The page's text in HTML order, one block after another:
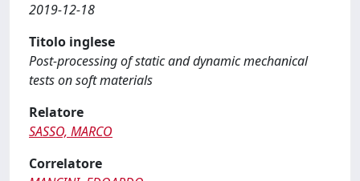
2019-12-18
Titolo inglese
Post-processing of static and dynamic mechanical
tests on soft materials
Relatore
SASSO, MARCO
Correlatore